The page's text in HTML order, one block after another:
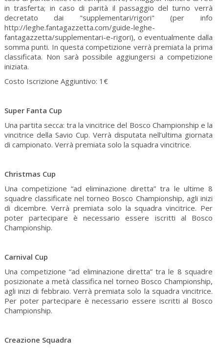
in trasferta; in caso di parità il passaggio del turno verrà
decretato dai "supplementari/rigori" (per info
http://leghe.fantagazzetta.com/guide-leghe-
fantagazzetta/supplementari-e-rigori), o eventualmente dalla
somma punti. In questa competizione verrà premiata la prima
classificata. Non sarà possibile aggiungersi a competizione
iniziata.
Costo Iscrizione Aggiuntivo: 1€
Super Fanta Cup
Una partita secca: tra la vincitrice del Bosco Championship e la
vincitrice della Savio Cup. Verrà disputata nell’ultima giornata
di campionato. Verrà premiata solo la squadra vincitrice.
Christmas Cup
Una competizione “ad eliminazione diretta” tra le ultime 8
squadre classificate nel torneo Bosco Championship, agli inizi
di dicembre. Verrà premiata solo la squadra vincitrice. Per
poter partecipare è necessario essere iscritti al Bosco
Championship.
Carnival Cup
Una competizione “ad eliminazione diretta” tra le 8 squadre
posizionate a metà classifica nel torneo Bosco Championship,
agli inizi di febbraio. Verrà premiata solo la squadra vincitrice.
Per poter partecipare è necessario essere iscritti al Bosco
Championship.
Creazione Squadra